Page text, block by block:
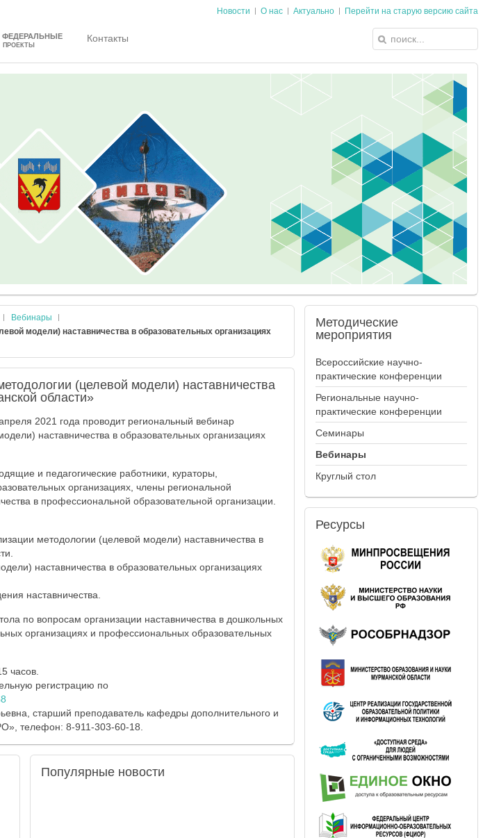
Новости О нас Актуально Перейти на старую версию сайта
ФЕДЕРАЛЬНЫЕ
ПРОЕКТЫ
Контакты
Вебинары
модели) наставничества в образовательных организациях
(целевой модели) наставничества
области»
2021 года проводит региональный вебинар
наставничества в образовательных организациях
и педагогические работники, кураторы,
организациях, члены региональной
в профессиональной образовательной организации.
методологии (целевой модели) наставничества в
наставничества в образовательных организациях
наставничества.
по вопросам организации наставничества в дошкольных
организациях и профессиональных образовательных
часов.
регистрацию по
старший преподаватель кафедры дополнительного и
телефон: 8-911-303-60-18.
Популярныеновости
Методические
мероприятия
Всероссийские научно-
практические конференции
Региональные научно-
практические конференции
Семинары
Вебинары
Круглый стол
Ресурсы